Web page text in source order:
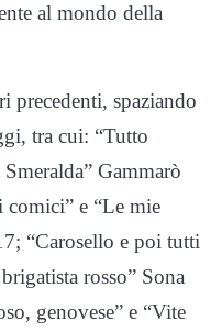
al mondo della
precedenti, spaziando
tra cui: “Tutto
Gammarò
e “Le mie
“Carosello e poi tutti
rosso” Sona
genovese” e “Vite